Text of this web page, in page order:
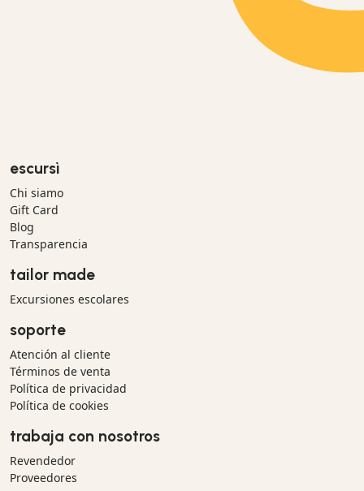
escursì
Chi siamo
Gift Card
Blog
Transparencia
tailor made
Excursiones escolares
soporte
Atención al cliente
Términos de venta
Política de privacidad
Política de cookies
trabaja con nosotros
Revendedor
Proveedores